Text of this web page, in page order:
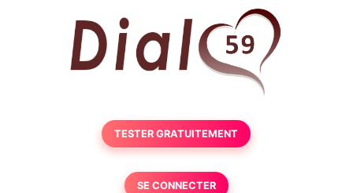
TESTER GRATUITEMENT
SE CONNECTER